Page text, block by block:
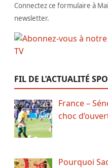
Connectez ce formulaire à
newsletter.
FIL DE L’ACTUALITÉ
France –
choc
Pourquoi